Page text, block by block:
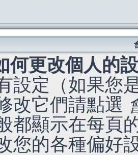
何更改個人的
設定（如果您
改它們請點選
都顯示在每頁
您的各種偏好